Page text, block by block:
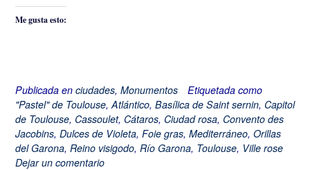
Me gusta esto:
Publicada en ciudades, Monumentos
Etiquetada como
"Pastel" de Toulouse, Atlántico, Basílica de Saint sernin, Capitol
de Toulouse, Cassoulet, Cátaros, Ciudad rosa, Convento des
Jacobins, Dulces de Violeta, Foie gras, Mediterráneo, Orillas
del Garona, Reino visigodo, Río Garona, Toulouse, Ville rose
Dejar un comentario